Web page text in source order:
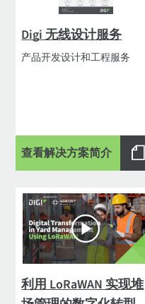
Digi 无线设计服务
产品开发设计和工程服务
查看解决方案简介
利用 LoRaWAN 实现堆